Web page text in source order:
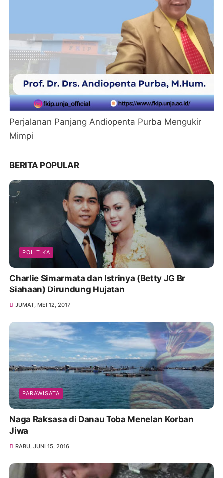
Perjalanan Panjang Andiopenta Purba Mengukir
Mimpi
BERITA POPULAR
POLITIKA
Charlie Simarmata dan Istrinya (Betty JG Br
Siahaan) Dirundung Hujatan
JUMAT, MEI 12, 2017
PARAWISATA
Naga Raksasa di Danau Toba Menelan Korban
Jiwa
RABU, JUNI 15, 2016